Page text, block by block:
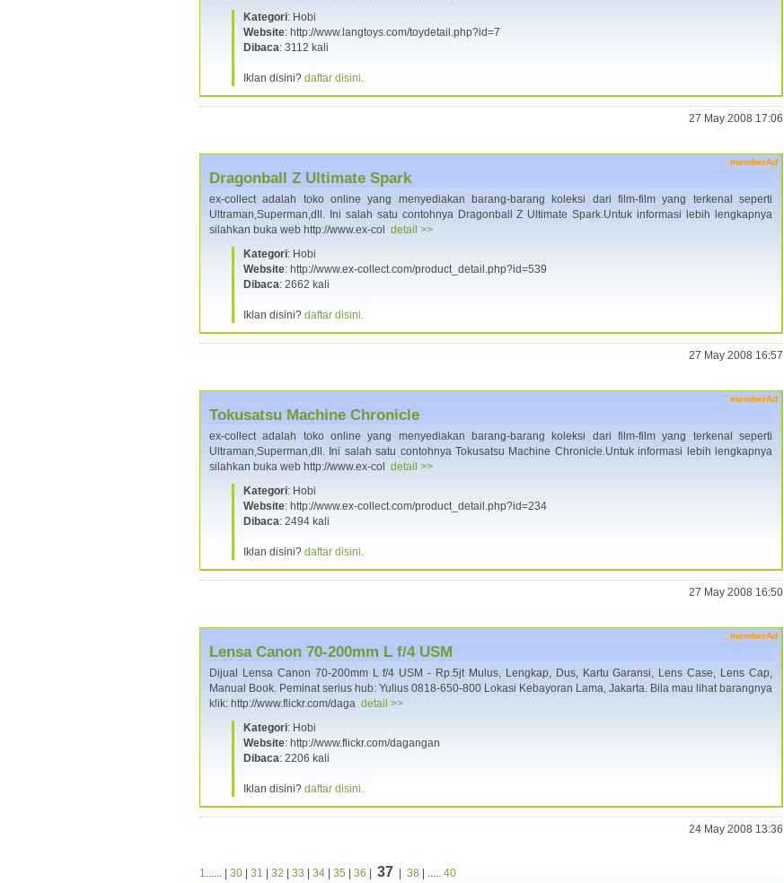
Kategori: Hobi
Website: http://www.langtoys.com/toydetail.php?id=7
Dibaca: 3112 kali
Iklan disini? daftar disini.
27 May 2008 17:06
memberAd
Dragonball Z Ultimate Spark
ex-collect adalah toko online yang menyediakan barang-barang koleksi dari film-film yang terkenal seperti
Ultraman,Superman,dll. Ini salah satu contohnya Dragonball Z Ultimate Spark.Untuk informasi lebih lengkapnya
silahkan buka web http://www.ex-col detail >>
Kategori: Hobi
Website: http://www.ex-collect.com/product_detail.php?id=539
Dibaca: 2662 kali
Iklan disini? daftar disini.
27 May 2008 16:57
memberAd
Tokusatsu Machine Chronicle
ex-collect adalah toko online yang menyediakan barang-barang koleksi dari film-film yang terkenal seperti
Ultraman,Superman,dll. Ini salah satu contohnya Tokusatsu Machine Chronicle.Untuk informasi lebih lengkapnya
silahkan buka web http://www.ex-col detail >>
Kategori: Hobi
Website: http://www.ex-collect.com/product_detail.php?id=234
Dibaca: 2494 kali
Iklan disini? daftar disini.
27 May 2008 16:50
memberAd
Lensa Canon 70-200mm L f/4 USM
Dijual Lensa Canon 70-200mm L f/4 USM - Rp.5jt Mulus, Lengkap, Dus, Kartu Garansi, Lens Case, Lens Cap,
Manual Book. Peminat serius hub: Yulius 0818-650-800 Lokasi Kebayoran Lama, Jakarta. Bila mau lihat barangnya
klik: http://www.flickr.com/daga detail >>
Kategori: Hobi
Website: http://www.flickr.com/dagangan
Dibaca: 2206 kali
Iklan disini? daftar disini.
24 May 2008 13:36
1...... | 30 31 32 33 34 35 36 37 38 | ..... 40